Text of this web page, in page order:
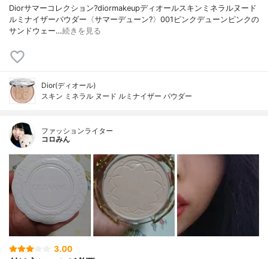
Diorサマーコレクション?diormakeupディオールスキンミネラルヌード
ルミナイザーパウダー〈サマーデューン?️〉001ピンクデューンピンクの
サンドウェー…続きを見る
Dior(ディオール)
スキン ミネラル ヌード ルミナイザー パウダー
ファッションライター
コロみん
3.00